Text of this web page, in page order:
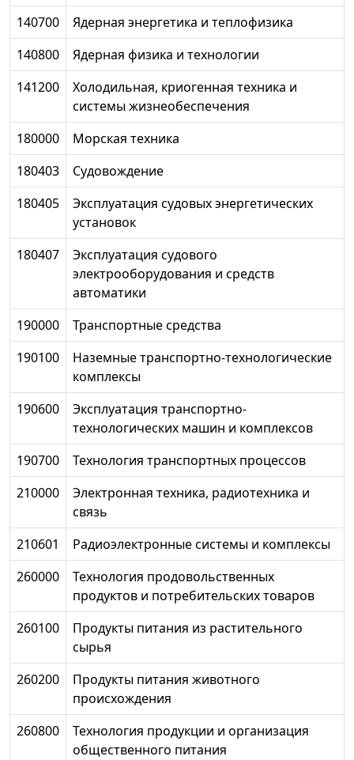
140700
Ядерная энергетика и теплофизика
140800
Ядерная физика и технологии
141200
Холодильная, криогенная техника и
системы жизнеобеспечения
180000
Морская техника
180403
Судовождение
180405
Эксплуатация судовых энергетических
установок
180407
Эксплуатация судового
электрооборудования и средств
автоматики
190000
Транспортные средства
190100
Наземные транспортно-технологические
комплексы
190600
Эксплуатация транспортно-
технологических машин и комплексов
190700
Технология транспортных процессов
210000
Электронная техника, радиотехника и
связь
210601
Радиоэлектронные системы и комплексы
260000
Технология продовольственных
продуктов и потребительских товаров
260100
Продукты питания из растительного
сырья
260200
Продукты питания животного
происхождения
260800
Технология продукции и организация
общественного питания